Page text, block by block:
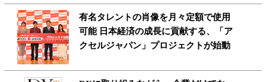
有名タレントの肖像を月々定額で使用
可能 日本経済の成長に貢献する、「ア
クセルジャパン」プロジェクトが始動